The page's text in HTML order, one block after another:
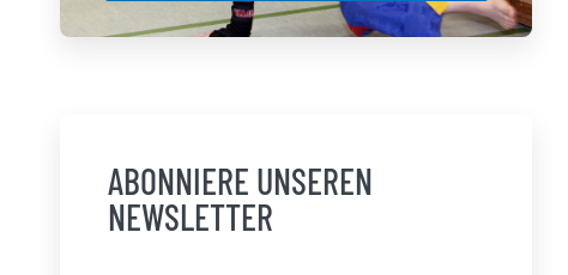
ABONNIERE UNSEREN
NEWSLETTER